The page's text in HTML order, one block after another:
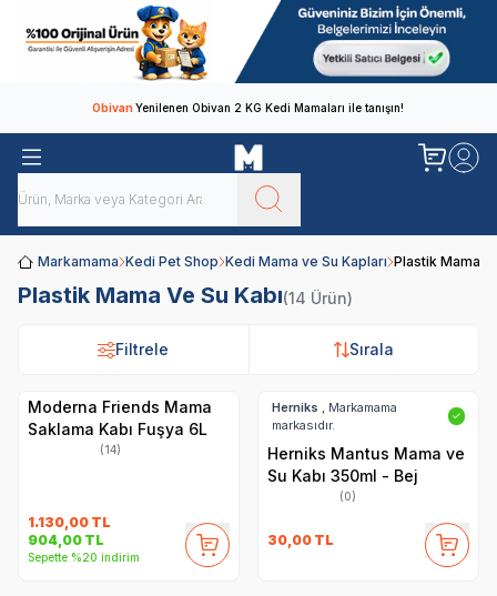
ObivanYenilenen Obivan 2 KG Kedi Mamaları ile tanışın!
Markamama Kedi Pet Shop Kedi Mama ve Su Kapları Plastik Mama
Plastik Mama Ve Su Kabı(14 Ürün)
Filtrele Sırala
Filtrele Sırala
Moderna Friends Mama
Saklama Kabı Fuşya 6L
(14)
1.130,00 TL
904,00 TL
Sepette %20 indirim
Herniks
, Markamama
markasıdır.
✓
Herniks Mantus Mama ve
Su Kabı 350ml - Bej
(0)
30,00 TL